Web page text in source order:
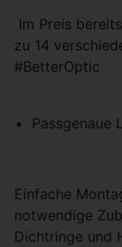
Im Preis
zu 14
#BetterOptic
Passgenaue
Einfache
notwendige
Dichtringe und